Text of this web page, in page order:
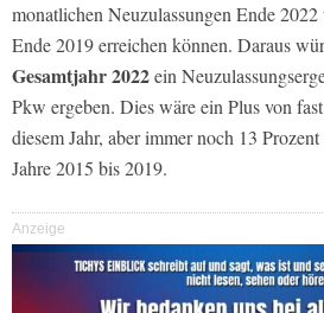
monatlichen Neuzulassungen Ende
Ende 2019 erreichen können. Daraus
Gesamtjahr 2022ein
Pkw ergeben. Dies wäre ein Plus von
diesem Jahr, aber immer noch 13
Jahre 2015 bis 2019.
Anzeige